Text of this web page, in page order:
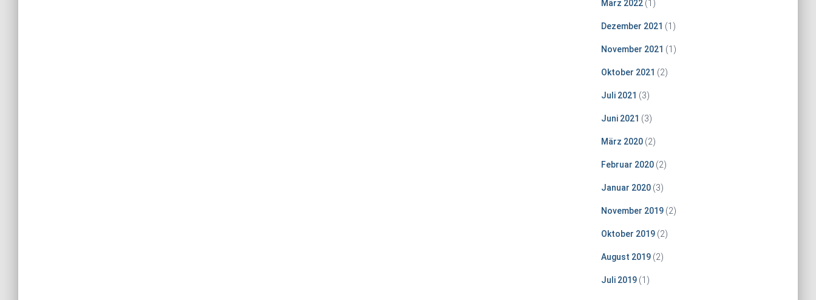
März 2022(1)
Dezember 2021 (1)
November 2021 (1)
Oktober 2021 (2)
Juli 2021 (3)
Juni 2021 (3)
März 2020(2)
Februar 2020(2)
Januar 2020(3)
November 2019(2)
Oktober 2019(2)
August 2019(2)
Juli 2019(1)